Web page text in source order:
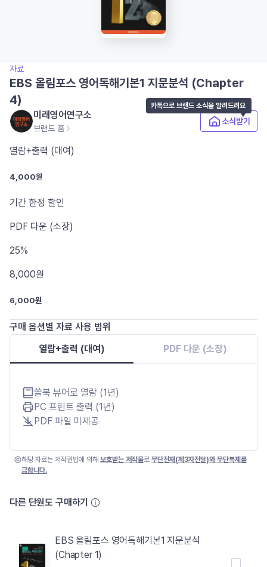
자료
EBS 올림포스 영어독해기본1 지문분석 (Chapter
4)
미래영어연구소
브랜드 홈
소식받기
카톡으로 브랜드 소식을 알려드려요
열람+출력 (대여)
4,000원
기간 한정 할인
PDF 다운 (소장)
25%
8,000원
6,000원
구매 옵션별 자료 사용 범위
열람+출력 (대여)
PDF 다운 (소장)
쏠북 뷰어로 열람 (1년)
PC 프린트 출력 (1년)
PDF 파일 미제공
해당 자료는 저작권법에 의해 보호받는 저작물로 무단전재(제3자전달)와 무단복제를
금합니다.
다른 단원도 구매하기
EBS 올림포스 영어독해기본1 지문분석
(Chapter 1)